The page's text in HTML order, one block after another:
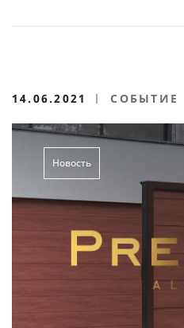
14.06.2021 СОБЫТИЕ
Новость